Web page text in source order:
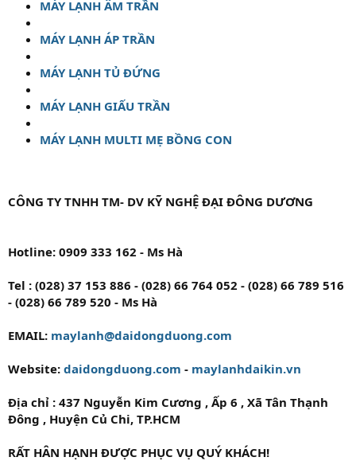
MÁY LẠNH ÂM TRẦN
MÁY LẠNH ÁP TRẦN
MÁY LẠNH TỦ ĐỨNG
MÁY LẠNH GIẤU TRẦN
MÁY LẠNH MULTI MẸ BỒNG CON
CÔNG TY TNHH TM- DV KỸ NGHỆ ĐẠI ĐÔNG DƯƠNG
Hotline: 0909 333 162 - Ms Hà
Tel : (028) 37 153 886 - (028) 66 764 052 - (028) 66 789 516
- (028) 66 789 520 - Ms Hà
EMAIL: maylanh@daidongduong.com
Website: daidongduong.com - maylanhdaikin.vn
Địa chỉ : 437 Nguyễn Kim Cương , Ấp 6 , Xã Tân Thạnh
Đông , Huyện Củ Chi, TP.HCM
RẤT HÂN HẠNH ĐƯỢC PHỤC VỤ QUÝ KHÁCH!